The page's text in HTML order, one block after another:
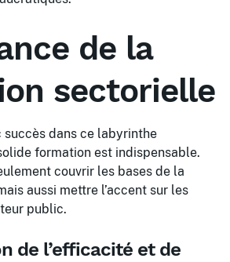
de la
sectorielle
succès dans ce labyrinthe
formation est indispensable.
couvrir les bases de la
aussi mettre l’accent sur les
public.
de l’efficacité et de